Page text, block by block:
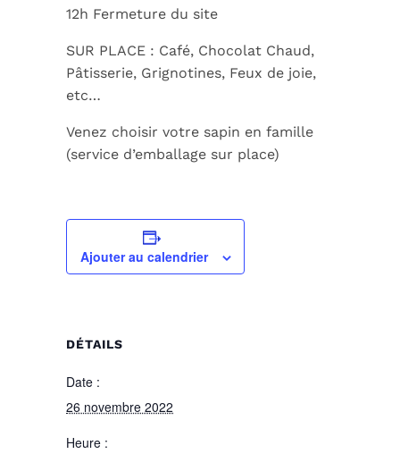
12h Fermeture du site
SUR PLACE : Café, Chocolat Chaud,
Pâtisserie, Grignotines, Feux de joie,
etc…
Venez choisir votre sapin en famille
(service d’emballage sur place)
Ajouter au calendrier
DÉTAILS
Date :
26 novembre 2022
Heure :